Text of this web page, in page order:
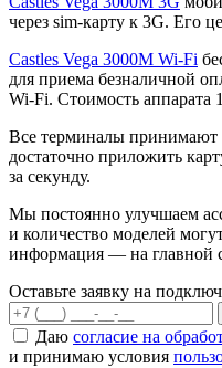
через sim-карту к 3G. Его
Castles Vega 3000M Wi-Fi
для приема безналичной
Wi-Fi. Стоимость аппарата
Все терминалы принимают
достаточно приложить
за секунду.
Мы постоянно улучшаем
и количество моделей
информация — на главной
Оставьте заявку на
Даю согласие на
и принимаю условия